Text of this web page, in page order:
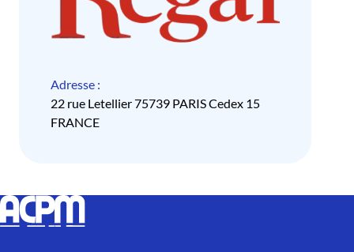
Adresse :
22 rue Letellier 75739 PARIS Cedex 15
FRANCE